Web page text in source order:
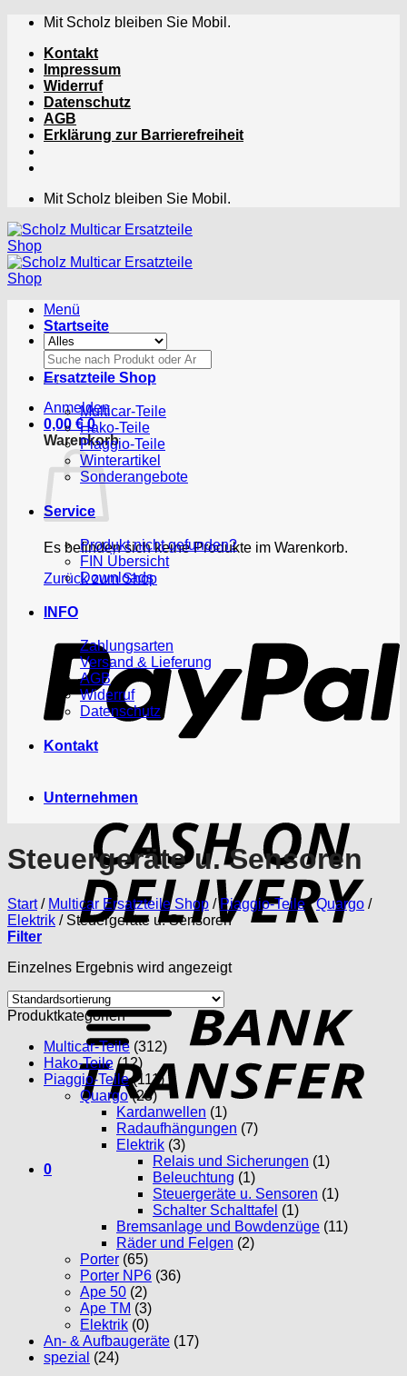
Zum
springen
Mit Scholz bleiben Sie Mobil.
Kontakt
Impressum
Widerruf
Datenschutz
AGB
Erklärung zur Barrierefreiheit
Mit Scholz bleiben Sie Mobil.
Menü
Suchen
nach:
Anmelden
0,00 € 0
Warenkorb
Es befinden sich keine Produkte im Warenkorb.
Zurück zum Shop
0
Startseite
Ersatzteile Shop
Multicar-Teile
Hako-Teile
Piaggio-Teile
Winterartikel
Sonderangebote
Service
Produkt nicht gefunden?
FIN Übersicht
Downloads
INFO
Zahlungsarten
Versand & Lieferung
AGB
Widerruf
Datenschutz
Kontakt
Unternehmen
Steuergeräte u. Sensoren
Start / Multicar Ersatzteile Shop / Piaggio-Teile / Quargo /
Elektrik /Steuergeräte u. Sensoren
Filter
Einzelnes Ergebnis wird angezeigt
Produktkategorien
Multicar-Teile (312)
Hako-Teile (12)
Piaggio-Teile (111)
Quargo (23)
Kardanwellen (1)
Radaufhängungen (7)
Elektrik (3)
Relais und Sicherungen (1)
Beleuchtung (1)
Steuergeräte u. Sensoren (1)
Schalter Schalttafel (1)
Bremsanlage und Bowdenzüge (11)
Räder und Felgen (2)
Porter (65)
Porter NP6 (36)
Ape 50 (2)
Ape TM (3)
Elektrik (0)
An- & Aufbaugeräte (17)
spezial (24)